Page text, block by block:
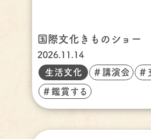
国際文化きものショー
2026.11.14
生活文化
＃講演会 ＃
＃鑑賞する